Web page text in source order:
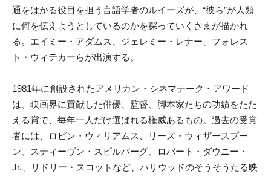
通をはかる役目を担う言語学者のルイーズが、“彼ら”が人類
に何を伝えようとしているのかを探っていくさまが描かれ
る。エイミー・アダムス、ジェレミー・レナー、フォレス
ト・ウィテカーらが出演する。
1981年に創設されたアメリカン・シネマテーク・アワード
は、映画界に貢献した俳優、監督、脚本家たちの功績をたた
える賞で、毎年一人だけ選ばれる権威あるもの。過去の受賞
者には、ロビン・ウィリアムス、リーズ・ウィザースプー
ン、スティーヴン・スピルバーグ、ロバート・ダウニー・
Jr.、リドリー・スコットなど、ハリウッドのそうそうたる映